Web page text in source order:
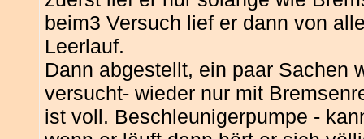
beim3 Versuch lief er dann von
Leerlauf.
Dann abgestellt, ein paar Sachen
versucht- wieder nur mit
ist voll. Beschleunigerpumpe -